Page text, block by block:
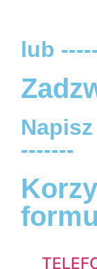
-------
lub